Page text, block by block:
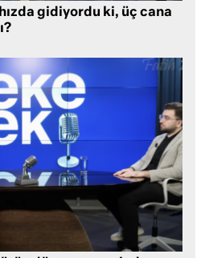
gidiyordu ki, üç cana